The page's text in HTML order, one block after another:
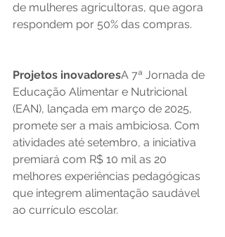
de mulheres agricultoras, que agora
respondem por 50% das compras.
Projetos inovadoresA 7ª Jornada de
Educação Alimentar e Nutricional
(EAN), lançada em março de 2025,
promete ser a mais ambiciosa. Com
atividades até setembro, a iniciativa
premiará com R$ 10 mil as 20
melhores experiências pedagógicas
que integrem alimentação saudável
ao currículo escolar.